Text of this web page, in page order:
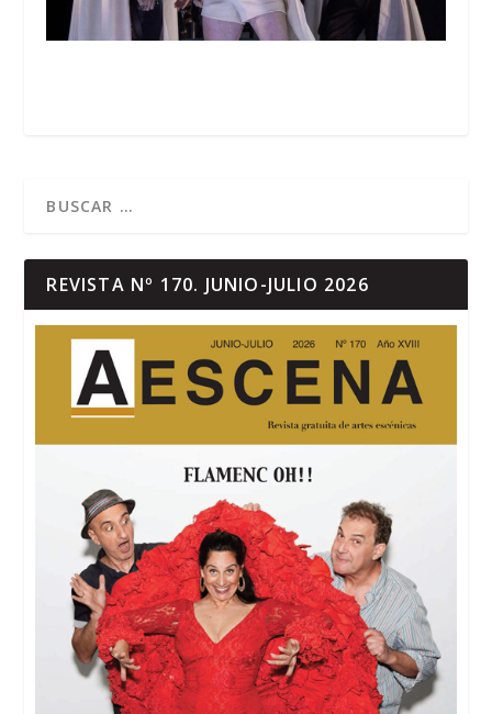
REVISTA Nº 170. JUNIO-JULIO 2026